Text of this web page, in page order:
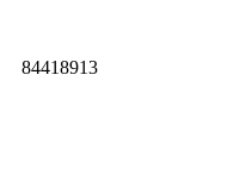
84418913